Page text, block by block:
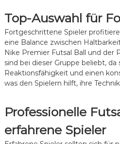
Top-Auswahl für
Fortgeschrittene Spieler
eine Balance zwischen
Nike Premier Futsal Ball und der
sind bei dieser Gruppe beliebt, da
Reaktionsfähigkeit und einen
was den Spielern hilft, ihre
Professionelle
erfahrene Spieler